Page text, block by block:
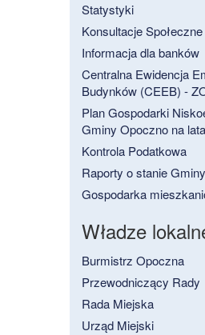
Statystyki
Konsultacje Społeczne
Informacja dla banków
Centralna Ewidencja
Budynków (CEEB) -
Plan Gospodarki
Gminy Opoczno na
Kontrola Podatkowa
Raporty o stanie Gminy
Gospodarka
Władze
Burmistrz Opoczna
Przewodniczący Rady
Rada Miejska
Urząd Miejski